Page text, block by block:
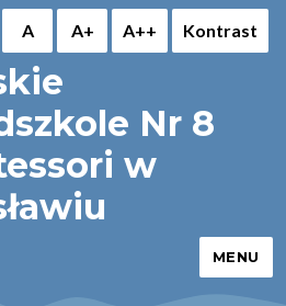
Nr 8
w
A A+ A++ Kontrast
MENU